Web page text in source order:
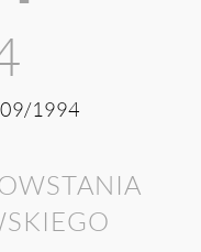
1994